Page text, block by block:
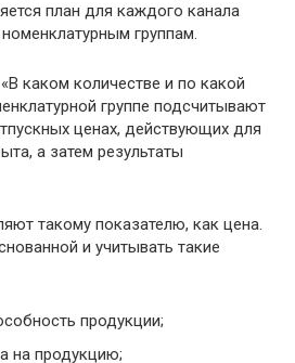
план для каждого канала
группам.
каком количестве и по какой
группе подсчитывают
ценах, действующих для
а затем результаты
такому показателю, как цена.
и учитывать такие
продукции;
на продукцию;